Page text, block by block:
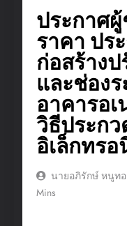
ประกาศ
ราคา ปร
ก่อสร้าง
และช่อง
อาคารอ
วิธีประก
อิเล็กทร
นายอภิรักษ์ หนูทอ
Mins